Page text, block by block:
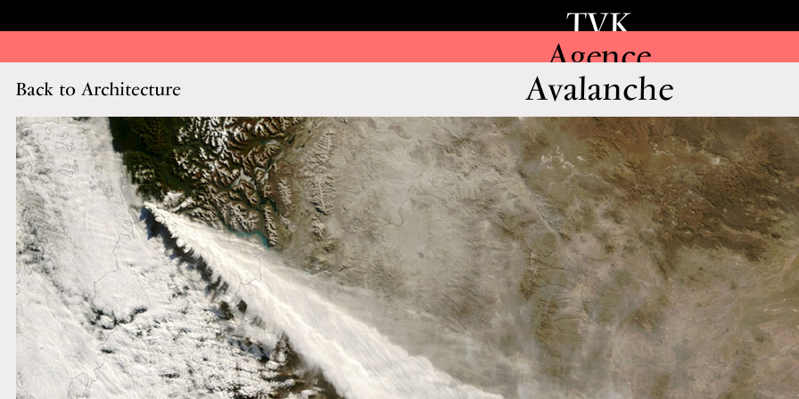
TVK
Agence
Back to Architecture Avalanche